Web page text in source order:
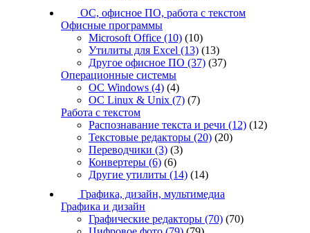
ОС, офисное ПО, работа с текстом
Офисные программы
Microsoft Office (10) (10)
Утилиты для Excel (13) (13)
Другое офисное ПО (37) (37)
Операционные системы
ОС Windows (4) (4)
ОС Linux & Unix (7) (7)
Работа с текстом
Распознавание текста и речи (12) (12)
Текстовые редакторы (20) (20)
Переводчики (3) (3)
Конвертеры (6) (6)
Другие утилиты (14) (14)
Графика, дизайн, мультимедиа
Графика и дизайн
Графические редакторы (70) (70)